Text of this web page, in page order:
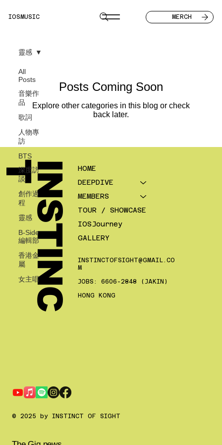
IOSMUSIC MERCH
All
Posts
音樂作
品
歌詞
人物專
訪
BTS
深度訪
談
創作過
程
靈感
B-Side
編輯部
香港金
屬
女主唱
靈感
Posts Coming Soon
Explore other categories in this blog or check
back later.
I
N
S
T
I
N
C
HOME
DEEPDIVE
MEMBERS
TOUR / SHOWCASE
IOSJourney
GALLERY
INSTINCTOFSIGHT@GMAIL.CO
M
JOBS: 6606-2848 (JAKIN)
HONG KONG
© 2025 by INSTINCT OF SIGHT